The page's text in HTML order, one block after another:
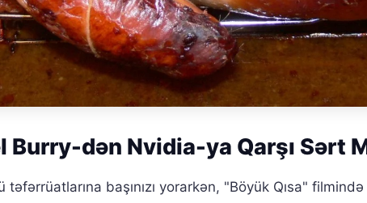
Burry-dən Nvidia-ya Qarşı Sərt
təfərrüatlarına başınızı yorarkən, "Böyük Qısa" filmində